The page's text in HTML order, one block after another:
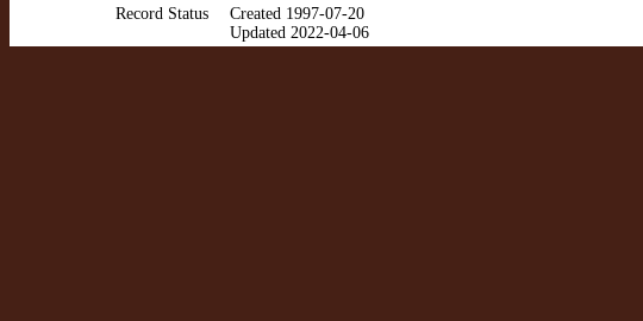
Record Status
Created 1997-07-20
Updated 2022-04-06